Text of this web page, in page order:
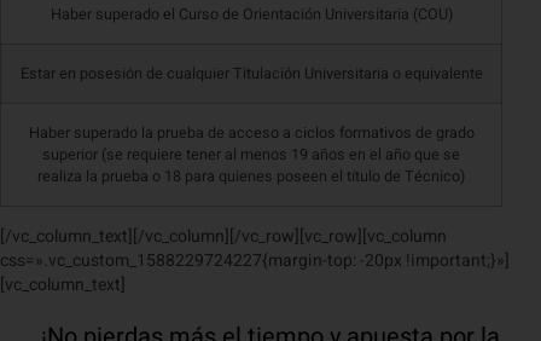
Haber superado el Curso de Orientación Universitaria (COU)
Estar en posesión de cualquier Titulación Universitaria o equivalente
Haber superado la prueba de acceso a ciclos formativos de grado
superior (se requiere tener al menos 19 años en el año que se
realiza la prueba o 18 para quienes poseen el título de Técnico)
[/vc_column_text][/vc_column][/vc_row][vc_row][vc_column
css=».vc_custom_1588229724227{margin-top: -20px !important;}»]
[vc_column_text]